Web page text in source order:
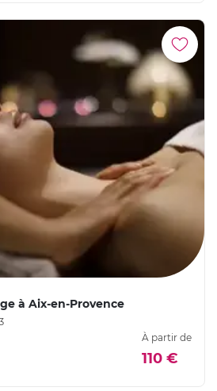
à Aix-en-Provence
À partir de
110 €